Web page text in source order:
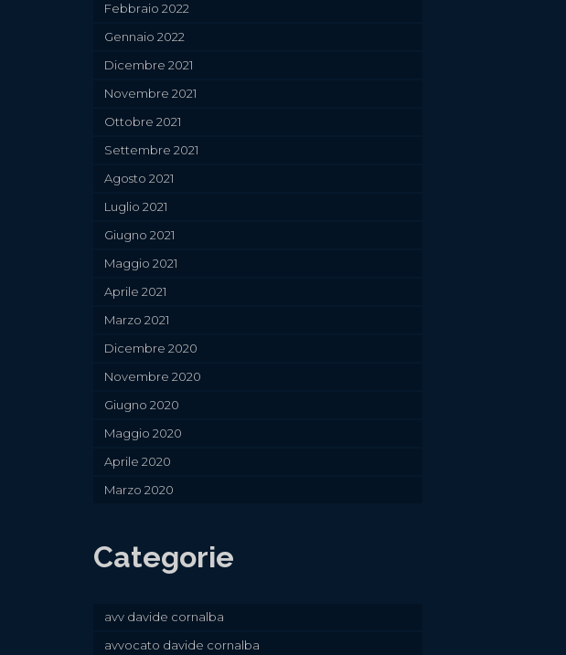
Febbraio 2022
Gennaio 2022
Dicembre 2021
Novembre 2021
Ottobre 2021
Settembre 2021
Agosto 2021
Luglio 2021
Giugno 2021
Maggio 2021
Aprile 2021
Marzo 2021
Dicembre 2020
Novembre 2020
Giugno 2020
Maggio 2020
Aprile 2020
Marzo 2020
Categorie
avv davide cornalba
avvocato davide cornalba